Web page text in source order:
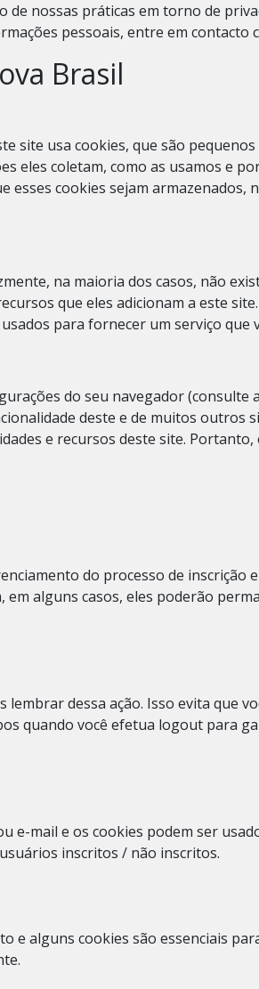
nossas práticas em torno de
pessoais, entre em contacto
Brasil
site usa cookies, que são
eles coletam, como as usamos e
esses cookies sejam
na maioria dos casos, não
que eles adicionam a este
​​para fornecer um serviço que
do seu navegador
deste e de muitos outros
e recursos deste site. Portanto,
do processo de inscrição
alguns casos, eles poderão
dessa ação. Isso evita que
quando você efetua logout para
e-mail e os cookies podem ser
inscritos / não inscritos.
e alguns cookies são essenciais